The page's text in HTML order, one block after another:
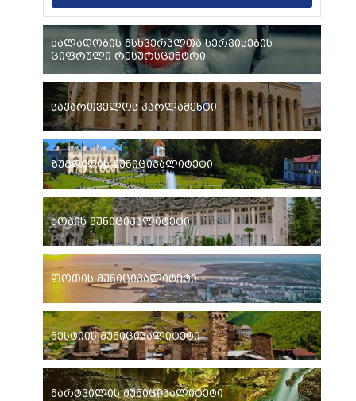
ძალადობის მსხვერპლთა სერვისების
ციფრული რესურსცენტრი
საქართველოს პარლამენტი
ზუგდიდის მუნიციპალიტეტი
ხობის მუნიციპალიტეტი
ფოთის მუნიციპალიტეტი
მესტიის მუნიციპალიტეტი
მარტვილის მუნიციპალიტეტი